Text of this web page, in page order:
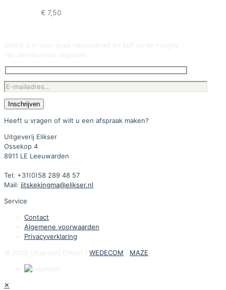
€ 7,50
Schrijf u in voor onze nieuwsbrief en blijf op de hoogte
van de nieuwste uitgaven.
Heeft u vragen of wilt u een afspraak maken?
Uitgeverij Elikser
Ossekop 4
8911 LE Leeuwarden
Tel: +31(0)58 289 48 57
Mail: jitskekingma@elikser.nl
Service
Contact
Algemene voorwaarden
Privacyverklaring
© 2026 Uitgeverij Elikser | WEDECOM MAZE
✕